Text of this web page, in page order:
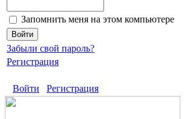
Запомнить меня на этом компьютере
Забыли свой пароль?
Регистрация
Войти Регистрация